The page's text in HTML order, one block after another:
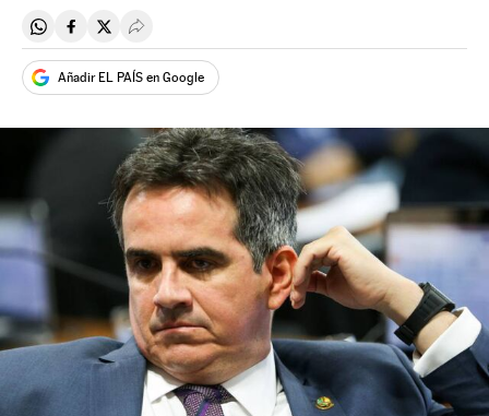
Compartir en Whatsapp
Compartir en Facebook
Compartir en Twitter
Desplegar Redes Sociales
Añadir EL PAÍS en Google